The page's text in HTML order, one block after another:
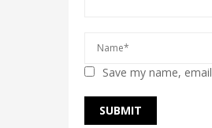
Save my name,